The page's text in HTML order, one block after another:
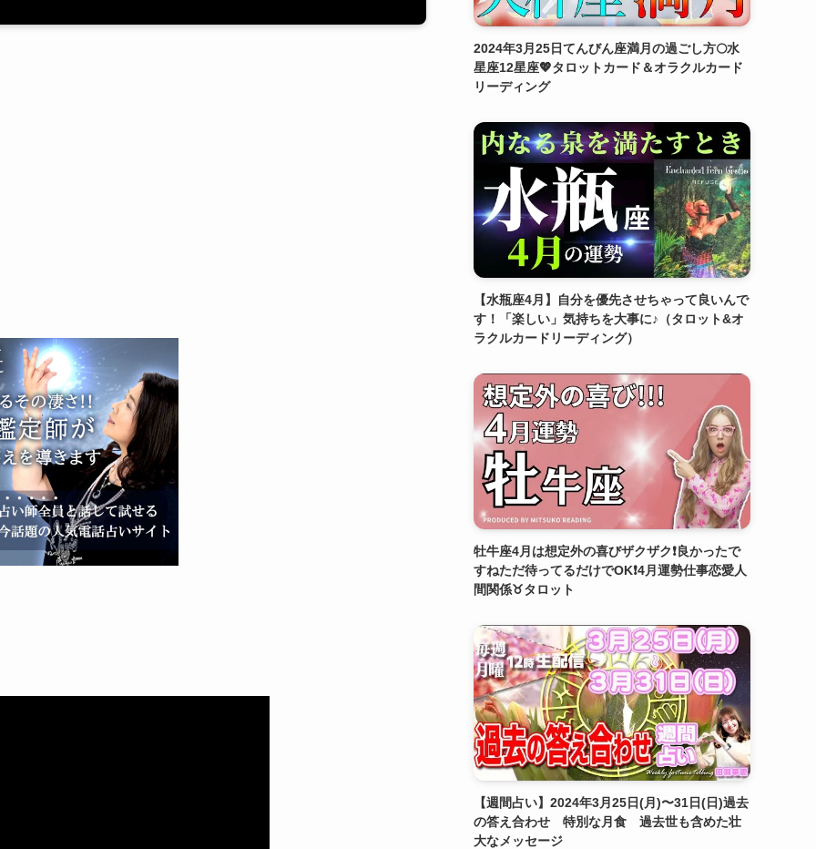
2024年3月25日てんびん座満月の過ごし方🌕水
星座12星座💖タロットカード＆オラクルカード
リーディング
【水瓶座4月】自分を優先させちゃって良いんで
す！「楽しい」気持ちを大事に♪（タロット&オ
ラクルカードリーディング）
牡牛座4月は想定外の喜びザクザク❗️良かったで
すねただ待ってるだけでOK❗️4月運勢仕事恋愛人
間関係♉️タロット
【週間占い】2024年3月25日(月)〜31日(日)過去
の答え合わせ 特別な月食 過去世も含めた壮
大なメッセージ